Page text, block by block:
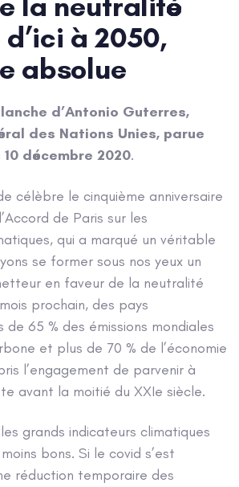
à 2050,
absolue
d’Antonio Guterres,
des Nations Unies, parue
décembre 2020.
célèbre le cinquième anniversaire
de Paris sur les
qui a marqué un véritable
se former sous nos yeux un
en faveur de la neutralité
prochain, des pays
65 % des émissions mondiales
et plus de 70 % de l’économie
l’engagement de parvenir à
avant la moitié du XXIe siècle.
grands indicateurs climatiques
bons. Si le covid s’est
réduction temporaire des